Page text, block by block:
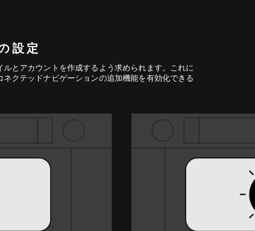
設定
とアカウントを作成するよう求められます。これに
クテッドナビゲーションの追加機能を有効化できる